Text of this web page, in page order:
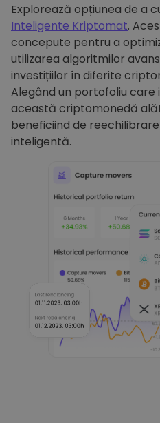
Explorează opțiunea de a
Inteligente Kriptomat.
concepute pentru a
utilizarea algoritmilor
investițiilor în diferite
Alegând un portofoliu care
această criptomonedă
beneficiind de
inteligentă.